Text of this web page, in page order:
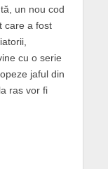
un nou cod
care a fost
cu o serie
jaful din
ras vor fi